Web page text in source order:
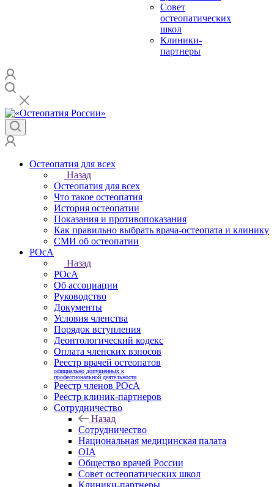
Совет
остеопатических
школ
Клиники-
партнеры
Остеопатия для всех
Назад
Остеопатия для всех
Что такое остеопатия
История остеопатии
Показания и противопоказания
Как правильно выбрать врача-остеопата и клинику
СМИ об остеопатии
РОсА
Назад
РОсА
Об ассоциации
Руководство
Документы
Условия членства
Порядок вступления
Деонтологический кодекс
Оплата членских взносов
Реестр врачей остеопатов
официально допущенных к
профессиональной деятельности
Реестр членов РОсА
Реестр клиник-партнеров
Сотрудничество
Назад
Сотрудничество
Национальная медицинская палата
OIA
Общество врачей России
Совет остеопатических школ
Клиники-партнеры